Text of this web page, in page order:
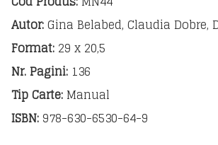
Autor:Gina Belabed, Claudia Dobre,
Format: 29 x 20,5
Nr. Pagini: 136
Tip Carte: Manual
ISBN:978-630-6530-64-9